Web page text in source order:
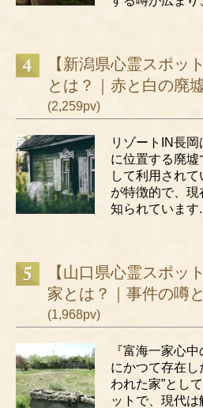
【新潟県心霊スポッ
とは？｜赤と白の廃
(2,259pv)
リゾートIN長
に位置する廃墟
して利用され
が特徴的で、
知られています
【山口県心霊スポッ
家とは？｜事件の噂
(1,968pv)
『富海一家心
にかつて存在し
われた家”とし
ットで、現代